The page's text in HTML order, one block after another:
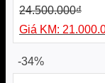
24.500.000₫
Giá
gốc
là:
24.500.000₫.
Giá
hiện
tại
-34%